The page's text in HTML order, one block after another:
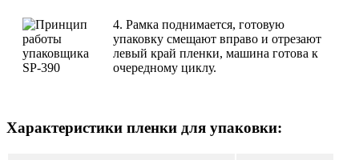
4. Рамка поднимается, готовую
упаковку смещают вправо и отрезают
левый край пленки, машина готова к
очередному циклу.
Характеристики пленки для упаковки: